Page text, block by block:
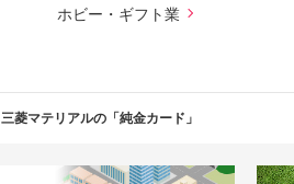
ホビー・ギフト業
三菱マテリアルの「純金カード」